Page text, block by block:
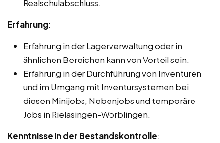
Realschulabschluss.
Erfahrung:
Erfahrung in der Lagerverwaltung oder in
ähnlichen Bereichen kann von Vorteil sein.
Erfahrung in der Durchführung von Inventuren
und im Umgang mit Inventursystemen bei
diesen Minijobs, Nebenjobs und temporäre
Jobs in Rielasingen-Worblingen.
Kenntnisse in der Bestandskontrolle: